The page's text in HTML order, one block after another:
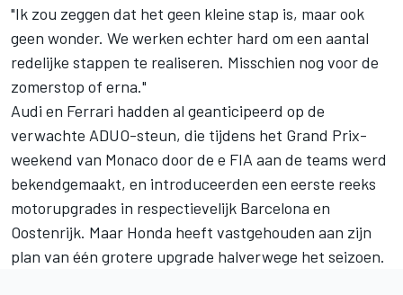
"Ik zou zeggen dat het geen kleine stap is, maar ook
geen wonder. We werken echter hard om een aantal
redelijke stappen te realiseren. Misschien nog voor de
zomerstop of erna."
Audi en Ferrari hadden al geanticipeerd op de
verwachte ADUO-steun, die tijdens het Grand Prix-
weekend van Monaco door de e FIA aan de teams werd
bekendgemaakt, en introduceerden een eerste reeks
motorupgrades in respectievelijk Barcelona en
Oostenrijk. Maar Honda heeft vastgehouden aan zijn
plan van één grotere upgrade halverwege het seizoen.